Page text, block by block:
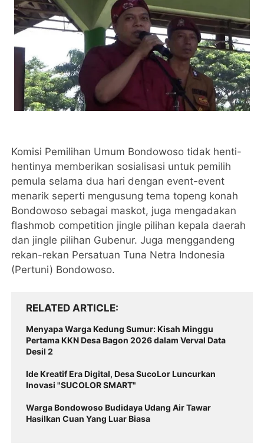
Komisi Pemilihan Umum Bondowoso tidak henti-
hentinya memberikan sosialisasi untuk pemilih
pemula selama dua hari dengan event-event
menarik seperti mengusung tema topeng konah
Bondowoso sebagai maskot, juga mengadakan
flashmob competition jingle pilihan kepala daerah
dan jingle pilihan Gubenur. Juga menggandeng
rekan-rekan Persatuan Tuna Netra Indonesia
(Pertuni) Bondowoso.
RELATED ARTICLE
Menyapa Warga Kedung Sumur: Kisah Minggu
Pertama KKN Desa Bagon 2026 dalam Verval Data
Desil 2
Ide Kreatif Era Digital, Desa SucoLor Luncurkan
Inovasi "SUCOLOR SMART"
Warga Bondowoso Budidaya Udang Air Tawar
Hasilkan Cuan Yang Luar Biasa